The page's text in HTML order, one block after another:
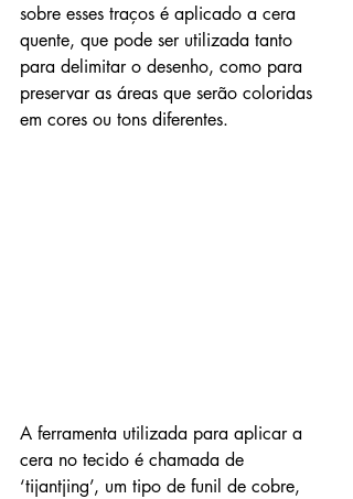
sobre esses traços é aplicado a cera
quente, que pode ser utilizada tanto
para delimitar o desenho, como para
preservar as áreas que serão coloridas
em cores ou tons diferentes.
A ferramenta utilizada para aplicar a
cera no tecido é chamada de
‘tijantjing’, um tipo de funil de cobre,